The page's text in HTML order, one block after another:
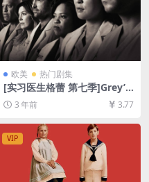
欧美 热门剧集
[实习医生格蕾 第七季]Grey’s
Anatomy Season 7 (2010)
[百度网盘+夸克网盘1080P超
清未删减资源][网盘在线播放/
下载][MP4/61GB][奈飞官方
中字]
3 年前 3.77
VIP